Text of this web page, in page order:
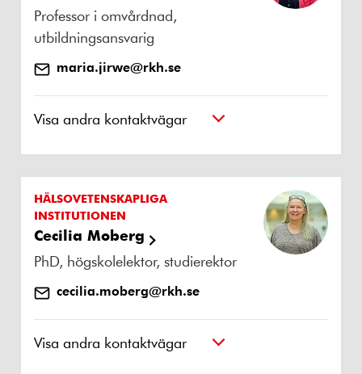
Professor i omvårdnad,
utbildningsansvarig
maria.jirwe@rkh.se
Visa andra kontaktvägar
HÄLSOVETENSKAPLIGA
INSTITUTIONEN
Cecilia Moberg
PhD, högskolelektor, studierektor
cecilia.moberg@rkh.se
Visa andra kontaktvägar